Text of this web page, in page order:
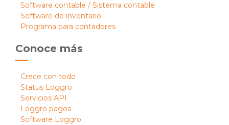
Software contable / Sistema contable
Software de inventario
Programa para contadores
Conoce más
Crece con todo
Status Loggro
Servicios API
Loggro pagos
Software Loggro